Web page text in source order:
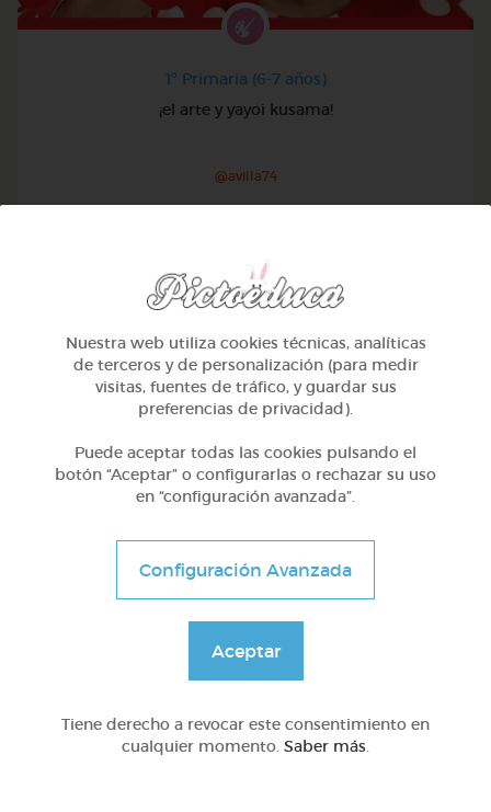
1º Primaria (6-7 años)
¡el arte y yayoi kusama!
@avilla74
1º Primaria (6-7 años)
Geometría y fotografía
DOCS (3)
Nuestra web utiliza cookies técnicas, analíticas
de terceros y de personalización (para medir
visitas, fuentes de tráfico, y guardar sus
preferencias de privacidad).
Puede aceptar todas las cookies pulsando el
botón “Aceptar” o configurarlas o rechazar su uso
en “configuración avanzada”.
Configuración Avanzada
Aceptar
Tiene derecho a revocar este consentimiento en
cualquier momento. Saber más.